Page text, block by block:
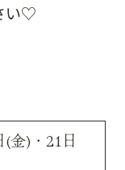
い♡
(金)・21日